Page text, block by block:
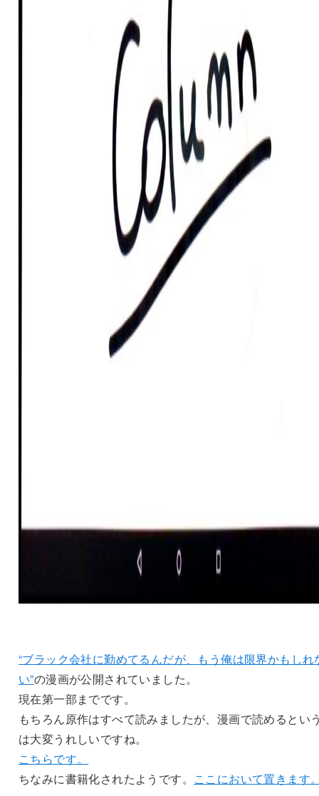
“ブラック会社に勤めてるんだが、もう俺は限界かもしれ
い”の漫画が公開されていました。
現在第一部までです。
もちろん原作はすべて読みましたが、漫画で読めるとい
は大変うれしいですね。
こちらです。
ちなみに書籍化されたようです。 ここにおいて置きます